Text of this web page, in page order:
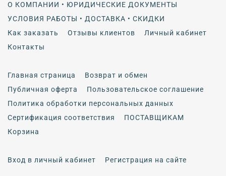
О КОМПАНИИ • ЮРИДИЧЕСКИЕ ДОКУМЕНТЫ
УСЛОВИЯ РАБОТЫ • ДОСТАВКА • СКИДКИ
Как заказать
Отзывы клиентов
Личный кабинет
Контакты
Главная страница
Возврат и обмен
Публичная оферта
Пользовательское соглашение
Политика обработки персональных данных
Сертификация соответствия
ПОСТАВЩИКАМ
Корзина
Вход в личный кабинет Регистрация на сайте